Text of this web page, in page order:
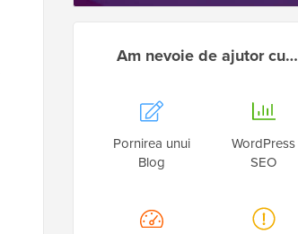
Am nevoie de ajutor cu…
Pornirea unui
Blog
WordPress
SEO